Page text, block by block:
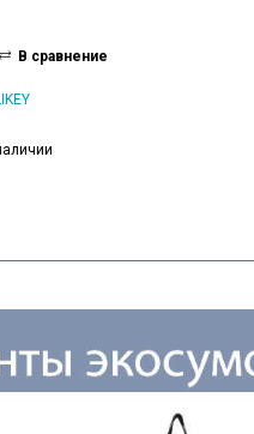
В сравнение